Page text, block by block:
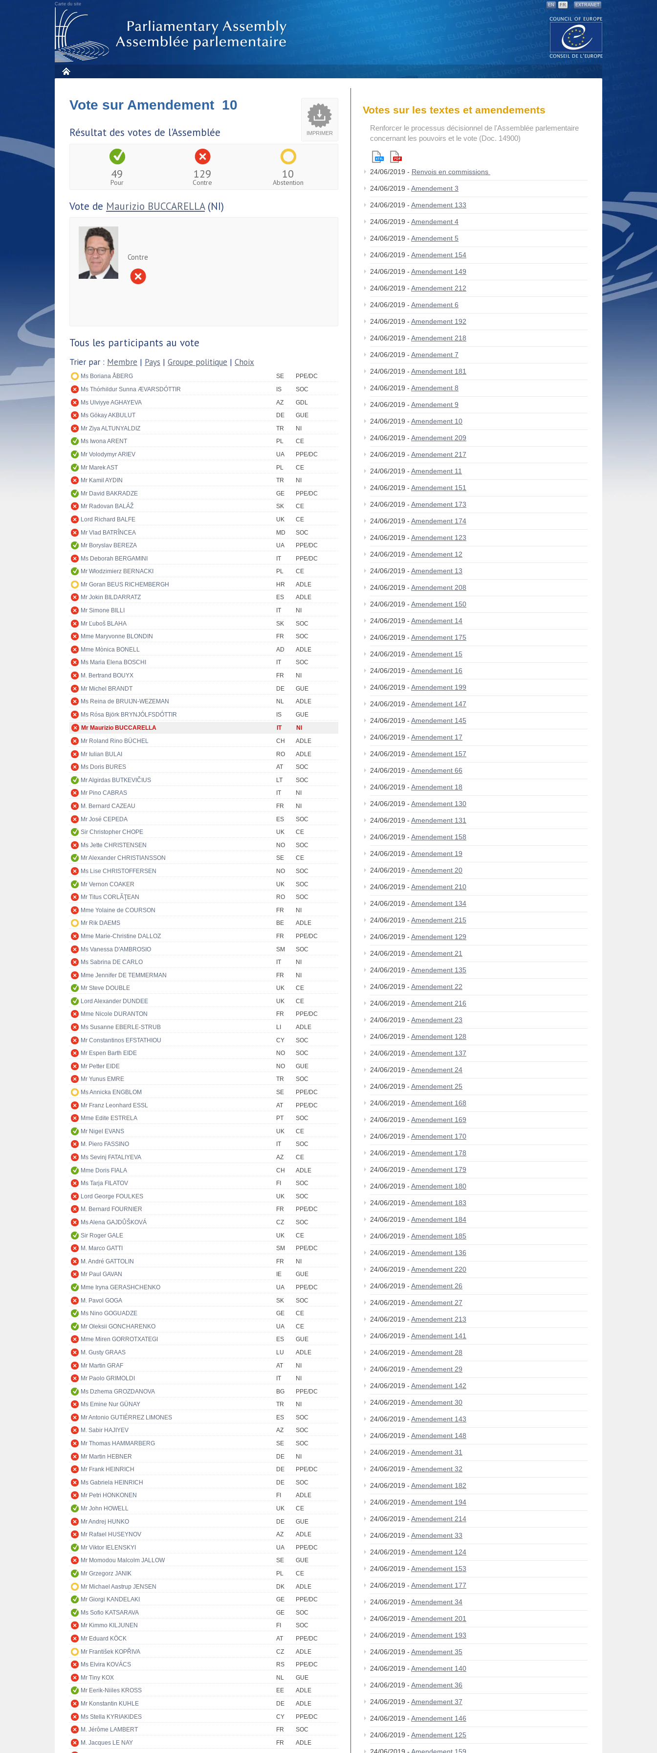
Carte du site EN FR EXTRANET
IMPRIMER
Vote sur Amendement 10
Résultat des votes de l'Assemblée
49
Pour
129
Contre
10
Abstention
Vote de Maurizio BUCCARELLA(NI)
Contre
Tous les participants au vote
Trier par : Membre | Pays | Groupe politique | Choix
Ms Boriana ÅBERG SE
PPE/DC
Ms Thórhildur Sunna ÆVARSDÓTTIR
IS
SOC
Ms Ulviyye AGHAYEVA
AZ
GDL
Ms Gökay AKBULUT
DE
GUE
Mr Ziya ALTUNYALDIZ
TR
NI
Ms Iwona ARENT
PL
CE
Mr Volodymyr ARIEV
UA
PPE/DC
Mr Marek AST
PL
CE
Mr Kamil AYDIN
TR
NI
Mr David BAKRADZE
GE
PPE/DC
Mr Radovan BALÁŽ
SK
CE
Lord Richard BALFE
UK
CE
Mr Vlad BATRÎNCEA
MD
SOC
Mr Boryslav BEREZA
UA
PPE/DC
Ms Deborah BERGAMINI
IT
PPE/DC
Mr Włodzimierz BERNACKI
PL
CE
Mr Goran BEUS RICHEMBERGH
HR
ADLE
Mr Jokin BILDARRATZ
ES
ADLE
Mr Simone BILLI
IT
NI
Mr Ľuboš BLAHA
SK
SOC
Mme Maryvonne BLONDIN
FR
SOC
Mme Mònica BONELL
AD
ADLE
Ms Maria Elena BOSCHI
IT
SOC
M. Bertrand BOUYX
FR
NI
Mr Michel BRANDT
DE
GUE
Ms Reina de BRUIJN-WEZEMAN
NL
ADLE
Ms Rósa Björk BRYNJÓLFSDÓTTIR
IS
GUE
Mr Maurizio BUCCARELLA
IT
NI
Mr Roland Rino BÜCHEL
CH
ADLE
Mr Iulian BULAI
RO
ADLE
Ms Doris BURES
AT
SOC
Mr Algirdas BUTKEVIČIUS
LT
SOC
Mr Pino CABRAS
IT
NI
M. Bernard CAZEAU
FR
NI
Mr José CEPEDA
ES
SOC
Sir Christopher CHOPE
UK
CE
Ms Jette CHRISTENSEN
NO
SOC
Mr Alexander CHRISTIANSSON
SE
CE
Ms Lise CHRISTOFFERSEN
NO
SOC
Mr Vernon COAKER
UK
SOC
Mr Titus CORLĂŢEAN
RO
SOC
Mme Yolaine de COURSON
FR
NI
Mr Rik DAEMS
BE
ADLE
Mme Marie-Christine DALLOZ
FR
PPE/DC
Ms Vanessa D'AMBROSIO
SM
SOC
Ms Sabrina DE CARLO
IT
NI
Mme Jennifer DE TEMMERMAN
FR
NI
Mr Steve DOUBLE
UK
CE
Lord Alexander DUNDEE
UK
CE
Mme Nicole DURANTON
FR
PPE/DC
Ms Susanne EBERLE-STRUB
LI
ADLE
Mr Constantinos EFSTATHIOU
CY
SOC
Mr Espen Barth EIDE
NO
SOC
Mr Petter EIDE
NO
GUE
Mr Yunus EMRE
TR
SOC
Ms Annicka ENGBLOM
SE
PPE/DC
Mr Franz Leonhard ESSL
AT
PPE/DC
Mme Edite ESTRELA
PT
SOC
Mr Nigel EVANS
UK
CE
M. Piero FASSINO
IT
SOC
Ms Sevinj FATALIYEVA
AZ
CE
Mme Doris FIALA
CH
ADLE
Ms Tarja FILATOV
FI
SOC
Lord George FOULKES
UK
SOC
M. Bernard FOURNIER
FR
PPE/DC
Ms Alena GAJDŮŠKOVÁ
CZ
SOC
Sir Roger GALE
UK
CE
M. Marco GATTI
SM
PPE/DC
M. André GATTOLIN
FR
NI
Mr Paul GAVAN
IE
GUE
Mme Iryna GERASHCHENKO
UA
PPE/DC
M. Pavol GOGA
SK
SOC
Ms Nino GOGUADZE
GE
CE
Mr Oleksii GONCHARENKO
UA
CE
Mme Miren GORROTXATEGI
ES
GUE
M. Gusty GRAAS
LU
ADLE
Mr Martin GRAF
AT
NI
Mr Paolo GRIMOLDI
IT
NI
Ms Dzhema GROZDANOVA
BG
PPE/DC
Ms Emine Nur GÜNAY
TR
NI
Mr Antonio GUTIÉRREZ LIMONES
ES
SOC
M. Sabir HAJIYEV
AZ
SOC
Mr Thomas HAMMARBERG
SE
SOC
Mr Martin HEBNER
DE
NI
Mr Frank HEINRICH
DE
PPE/DC
Ms Gabriela HEINRICH
DE
SOC
Mr Petri HONKONEN
FI
ADLE
Mr John HOWELL
UK
CE
Mr Andrej HUNKO
DE
GUE
Mr Rafael HUSEYNOV
AZ
ADLE
Mr Viktor IELENSKYI
UA
PPE/DC
Mr Momodou Malcolm JALLOW
SE
GUE
Mr Grzegorz JANIK
PL
CE
Mr Michael Aastrup JENSEN
DK
ADLE
Mr Giorgi KANDELAKI
GE
PPE/DC
Ms Sofio KATSARAVA
GE
SOC
Mr Kimmo KILJUNEN
FI
SOC
Mr Eduard KÖCK
AT
PPE/DC
Mr František KOPŘIVA
CZ
ADLE
Ms Elvira KOVÁCS
RS
PPE/DC
Mr Tiny KOX
NL
GUE
Mr Eerik-Niiles KROSS
EE
ADLE
Mr Konstantin KUHLE
DE
ADLE
Ms Stella KYRIAKIDES
CY
PPE/DC
M. Jérôme LAMBERT
FR
SOC
M. Jacques LE NAY
FR
ADLE
Votes sur les textes et amendements
Renforcer le processus décisionnel de l'Assemblée parlementaire
concernant les pouvoirs et le vote (Doc. 14900)
24/06/2019 - Renvois en commissions
24/06/2019 - Amendement 3
24/06/2019 - Amendement 133
24/06/2019 - Amendement 4
24/06/2019 - Amendement 5
24/06/2019 - Amendement 154
24/06/2019 - Amendement 149
24/06/2019 - Amendement 212
24/06/2019 - Amendement 6
24/06/2019 - Amendement 192
24/06/2019 - Amendement 218
24/06/2019 - Amendement 7
24/06/2019 - Amendement 181
24/06/2019 - Amendement 8
24/06/2019 - Amendement 9
24/06/2019 - Amendement 10
24/06/2019 - Amendement 209
24/06/2019 - Amendement 217
24/06/2019 - Amendement 11
24/06/2019 - Amendement 151
24/06/2019 - Amendement 173
24/06/2019 - Amendement 174
24/06/2019 - Amendement 123
24/06/2019 - Amendement 12
24/06/2019 - Amendement 13
24/06/2019 - Amendement 208
24/06/2019 - Amendement 150
24/06/2019 - Amendement 14
24/06/2019 - Amendement 175
24/06/2019 - Amendement 15
24/06/2019 - Amendement 16
24/06/2019 - Amendement 199
24/06/2019 - Amendement 147
24/06/2019 - Amendement 145
24/06/2019 - Amendement 17
24/06/2019 - Amendement 157
24/06/2019 - Amendement 66
24/06/2019 - Amendement 18
24/06/2019 - Amendement 130
24/06/2019 - Amendement 131
24/06/2019 - Amendement 158
24/06/2019 - Amendement 19
24/06/2019 - Amendement 20
24/06/2019 - Amendement 210
24/06/2019 - Amendement 134
24/06/2019 - Amendement 215
24/06/2019 - Amendement 129
24/06/2019 - Amendement 21
24/06/2019 - Amendement 135
24/06/2019 - Amendement 22
24/06/2019 - Amendement 216
24/06/2019 - Amendement 23
24/06/2019 - Amendement 128
24/06/2019 - Amendement 137
24/06/2019 - Amendement 24
24/06/2019 - Amendement 25
24/06/2019 - Amendement 168
24/06/2019 - Amendement 169
24/06/2019 - Amendement 170
24/06/2019 - Amendement 178
24/06/2019 - Amendement 179
24/06/2019 - Amendement 180
24/06/2019 - Amendement 183
24/06/2019 - Amendement 184
24/06/2019 - Amendement 185
24/06/2019 - Amendement 136
24/06/2019 - Amendement 220
24/06/2019 - Amendement 26
24/06/2019 - Amendement 27
24/06/2019 - Amendement 213
24/06/2019 - Amendement 141
24/06/2019 - Amendement 28
24/06/2019 - Amendement 29
24/06/2019 - Amendement 142
24/06/2019 - Amendement 30
24/06/2019 - Amendement 143
24/06/2019 - Amendement 148
24/06/2019 - Amendement 31
24/06/2019 - Amendement 32
24/06/2019 - Amendement 182
24/06/2019 - Amendement 194
24/06/2019 - Amendement 214
24/06/2019 - Amendement 33
24/06/2019 - Amendement 124
24/06/2019 - Amendement 153
24/06/2019 - Amendement 177
24/06/2019 - Amendement 34
24/06/2019 - Amendement 201
24/06/2019 - Amendement 193
24/06/2019 - Amendement 35
24/06/2019 - Amendement 140
24/06/2019 - Amendement 36
24/06/2019 - Amendement 37
24/06/2019 - Amendement 146
24/06/2019 - Amendement 125